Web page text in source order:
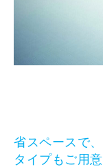
省スペースで
タイプもご用意